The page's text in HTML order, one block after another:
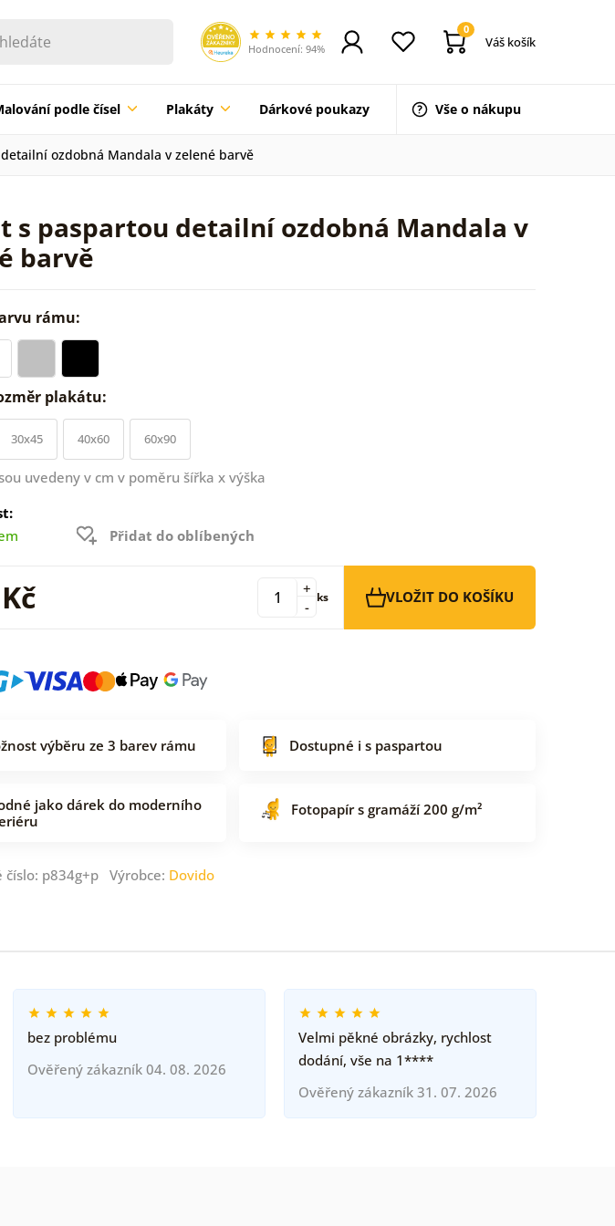
Hodnocení: 94%
0
Váš košík
podle čísel Plakáty Dárkové poukazy Vše o nákupu
ozdobná Mandala v zelené barvě
s paspartou detailní ozdobná Mandala v
barvě
rámu:
plakátu:
30x45 40x60 60x90
uvedeny v cm v poměru šířka x výška
Přidat do oblíbených
-
+ ks VLOŽIT DO KOŠÍKU
výběru ze 3 barev rámu Dostupné i s paspartou
jako dárek do moderního
Fotopapír s gramáží 200 g/m²
číslo: p834g+p Výrobce: Dovido
bez problému
Ověřený zákazník 04. 08. 2026
Velmi pěkné obrázky, rychlost
dodání, vše na 1****
Ověřený zákazník 31. 07. 2026